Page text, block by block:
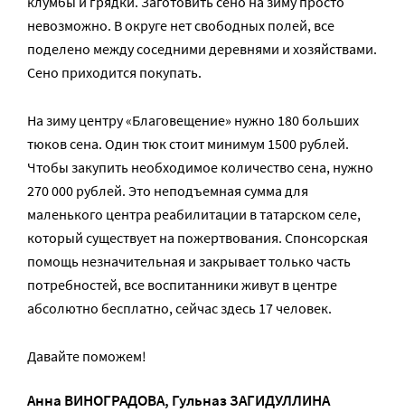
невозможно. В округе нет свободных полей, все
поделено между соседними деревнями и хозяйствами.
Сено приходится покупать.
На зиму центру «Благовещение» нужно 180 больших
тюков сена. Один тюк стоит минимум 1500 рублей.
Чтобы закупить необходимое количество сена, нужно
270 000 рублей. Это неподъемная сумма для
маленького центра реабилитации в татарском селе,
который существует на пожертвования. Спонсорская
помощь незначительная и закрывает только часть
потребностей, все воспитанники живут в центре
абсолютно бесплатно, сейчас здесь 17 человек.
Давайте поможем!
Анна ВИНОГРАДОВА, Гульназ ЗАГИДУЛЛИНА